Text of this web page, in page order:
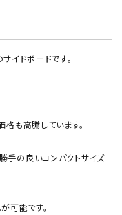
イドボードです。
格も高騰しています。
手の良いコンパクトサイズ
可能です。